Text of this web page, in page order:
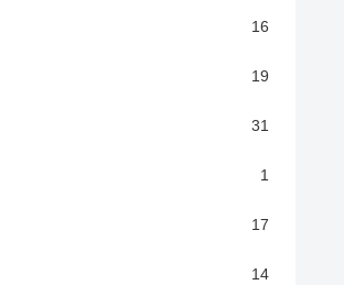
16
19
31
1
17
14